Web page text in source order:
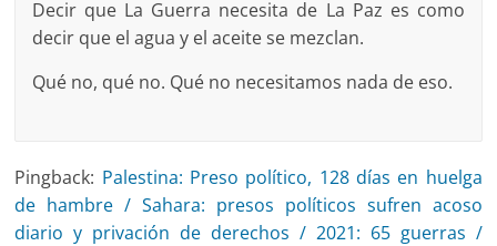
Decir que La Guerra necesita de La Paz es como
decir que el agua y el aceite se mezclan.
Qué no, qué no. Qué no necesitamos nada de eso.
Pingback: Palestina: Preso político, 128 días en huelga
de hambre / Sahara: presos políticos sufren acoso
diario y privación de derechos / 2021: 65 guerras /